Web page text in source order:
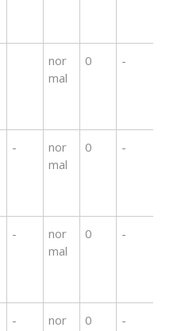
nor
mal
0 -
-
nor
mal
0 -
-
nor
mal
0 -
-
nor
0 -